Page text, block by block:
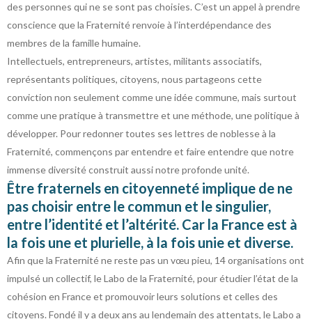
des personnes qui ne se sont pas choisies. C’est un appel à prendre
conscience que la Fraternité renvoie à l’interdépendance des
membres de la famille humaine.
Intellectuels, entrepreneurs, artistes, militants associatifs,
représentants politiques, citoyens, nous partageons cette
conviction non seulement comme une idée commune, mais surtout
comme une pratique à transmettre et une méthode, une politique à
développer. Pour redonner toutes ses lettres de noblesse à la
Fraternité, commençons par entendre et faire entendre que notre
immense diversité construit aussi notre profonde unité.
Être fraternels en citoyenneté implique de ne
pas choisir entre le commun et le singulier,
entre l’identité et l’altérité. Car la France est à
la fois une et plurielle, à la fois unie et diverse.
Afin que la Fraternité ne reste pas un vœu pieu, 14 organisations ont
impulsé un collectif, le Labo de la Fraternité, pour étudier l’état de la
cohésion en France et promouvoir leurs solutions et celles des
citoyens. Fondé il y a deux ans au lendemain des attentats, le Labo a